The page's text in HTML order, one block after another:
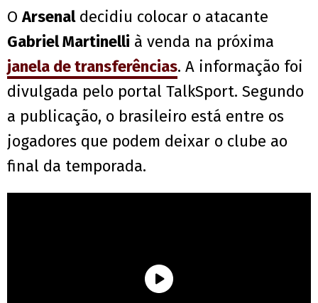
OArsenaldecidiu colocar o atacante
Gabriel Martinelli à venda na próxima
janela de transferências. A informação foi
divulgada pelo portal TalkSport. Segundo
a publicação, o brasileiro está entre os
jogadores que podem deixar o clube ao
final da temporada.